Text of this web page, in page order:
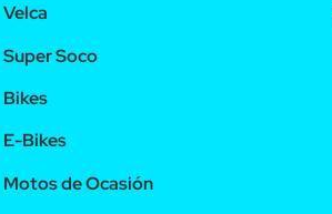
Velca
Super Soco
Bikes
E-Bikes
Motos de Ocasión